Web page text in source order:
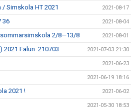
/ Simskola HT 2021 2021-08-17
36 2021-08-04
2/8—13/8 2021-08-01
2021 Falun 210703 2021-07-03 21:30
2021-06-23
2021-06-19 18:16
2021 ! 2021-06-02
2021-05-30 18:53